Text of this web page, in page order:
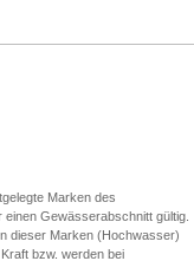
Marken des
Gewässerabschnitt gültig.
dieser Marken (Hochwasser)
bzw. werden bei